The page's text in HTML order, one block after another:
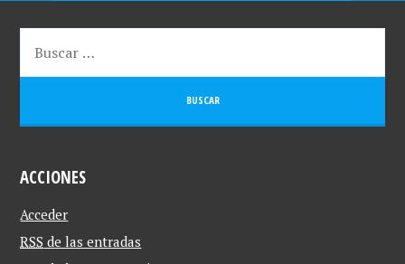
ACCIONES
Acceder
RSS de las entradas